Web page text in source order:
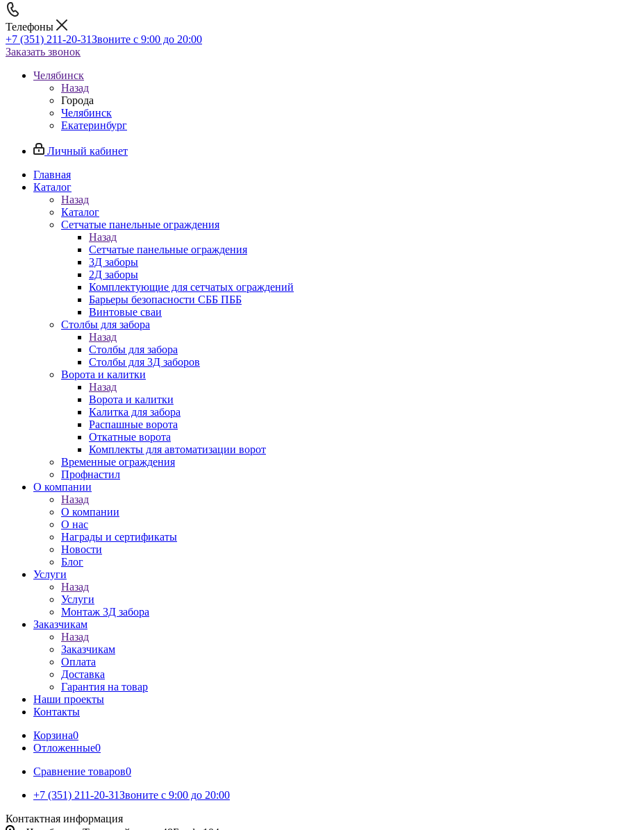
Телефоны
+7 (351) 211-20-31Звоните с 9:00 до 20:00
Заказать звонок
Челябинск
Назад
Города
Челябинск
Екатеринбург
Личный кабинет
Главная
Каталог
Назад
Каталог
Сетчатые панельные ограждения
Назад
Сетчатые панельные ограждения
3Д заборы
2Д заборы
Комплектующие для сетчатых ограждений
Барьеры безопасности СББ ПББ
Винтовые сваи
Столбы для забора
Назад
Столбы для забора
Столбы для 3Д заборов
Ворота и калитки
Назад
Ворота и калитки
Калитка для забора
Распашные ворота
Откатные ворота
Комплекты для автоматизации ворот
Временные ограждения
Профнастил
О компании
Назад
О компании
О нас
Награды и сертификаты
Новости
Блог
Услуги
Назад
Услуги
Монтаж 3Д забора
Заказчикам
Назад
Заказчикам
Оплата
Доставка
Гарантия на товар
Наши проекты
Контакты
Корзина0
Отложенные0
Сравнение товаров0
+7 (351) 211-20-31Звоните с 9:00 до 20:00
Контактная информация